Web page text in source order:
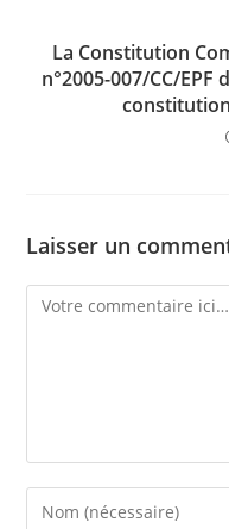
La Constitution
n°2005-007/CC/
Laisser un